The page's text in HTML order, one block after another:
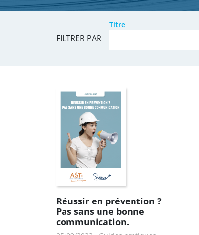
FILTRER PAR
Titre
Réussir en prévention ?
Pas sans une bonne
communication.